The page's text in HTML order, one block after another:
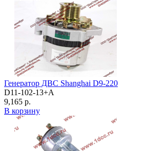
Генератор ДВС Shanghai D9-220
D11-102-13+A
9,165 р.
В корзину